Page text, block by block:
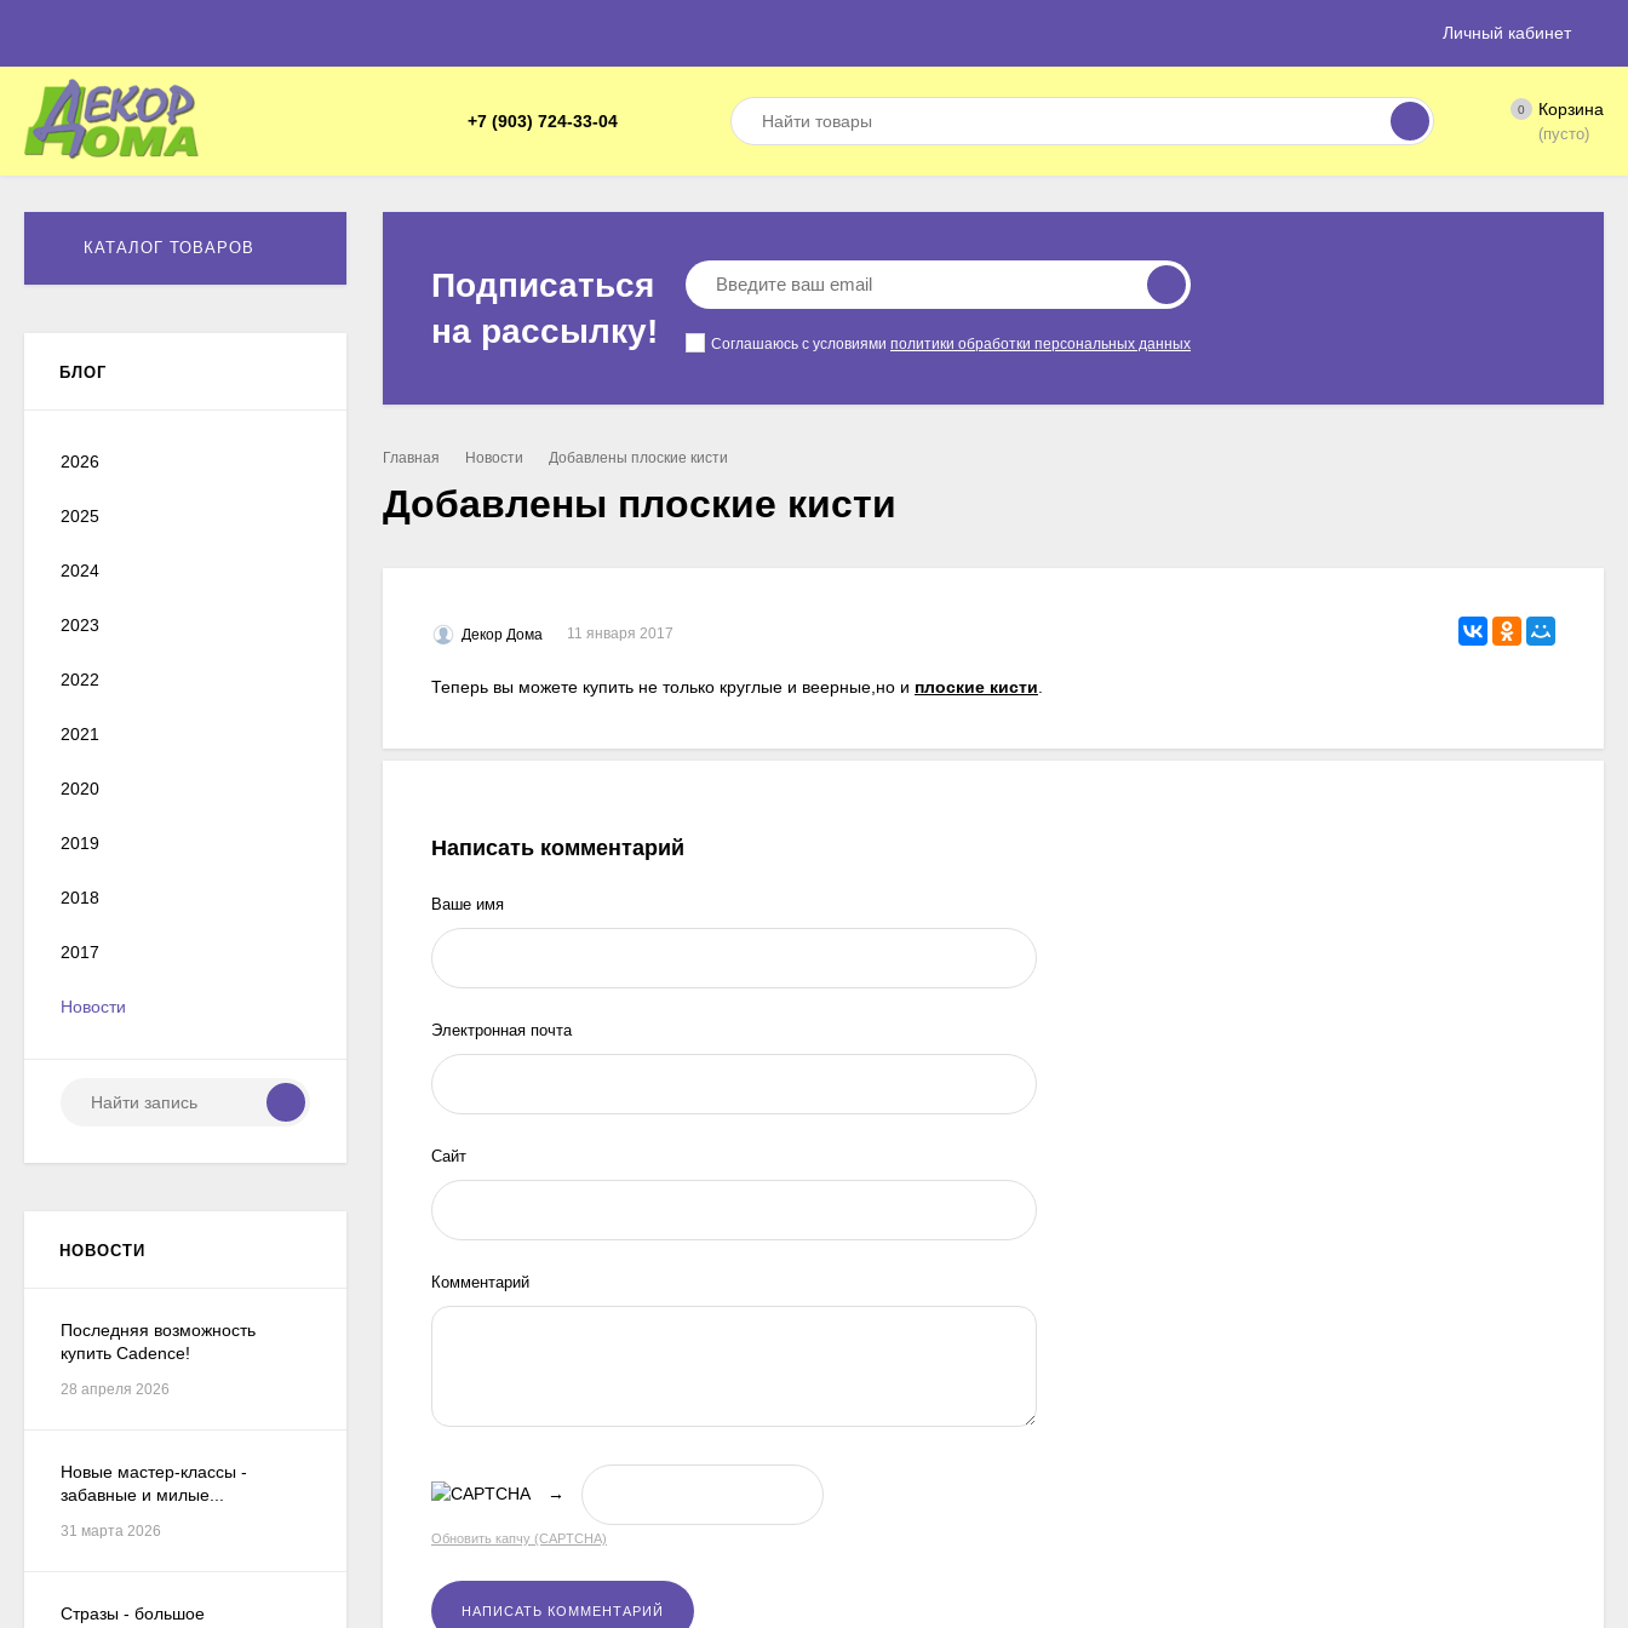
Личный кабинет
+7 (903) 724-33-04
0 Корзина
(пусто)
Подписаться
на рассылкy!
Соглашаюсь с условиями политики обработки персональных данных
Главная Новости Добавлены плоские кисти
Добавлены плоские кисти
Декор Дома 11 января 2017
Теперь вы можете купить не только круглые и веерные,но и плоские кисти
Написать комментарий
Ваше имя
Электронная почта
Сайт
Комментарий
→
Обновить капчу (CAPTCHA)
КАТАЛОГ ТОВАРОВ
БЛОГ
2026
2025
2024
2023
2022
2021
2020
2019
2018
2017
Новости
НОВОСТИ
Последняя возможность
купить Cadence!
28 апреля 2026
Новые мастер-классы -
забавные и милые...
31 марта 2026
Стразы - большое